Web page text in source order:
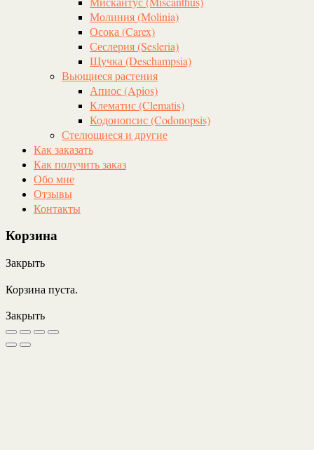
Молиния (Molinia)
Осока (Carex)
Сеслерия (Sesleria)
Щучка (Deschampsia)
Вьющиеся растения
Апиос (Apios)
Клематис (Clematis)
Кодонопсис (Codonopsis)
Стелющиеся и другие
Как заказать
Как получить заказ
Обо мне
Отзывы
Контакты
Корзина
Закрыть
Корзина пуста.
Закрыть